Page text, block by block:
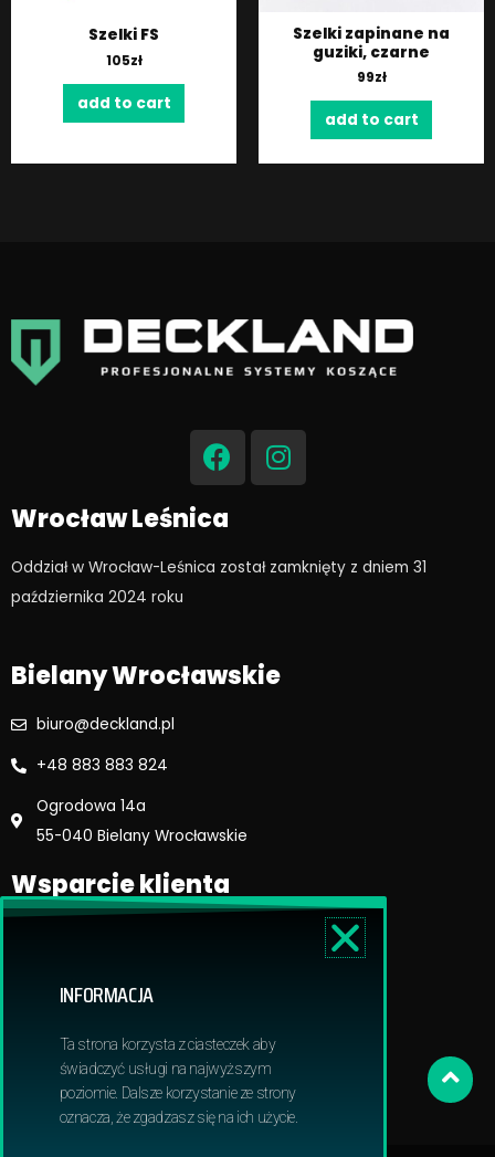
Szelki FS
105zł
add to cart
Szelki zapinane na
guziki, czarne
99zł
add to cart
F
a
c
e
b
o
o
I
n
s
g
r
Wrocław Leśnica
Oddział w Wrocław-Leśnica został zamknięty z dniem 31
października 2024 roku​
Bielany Wrocławskie
biuro@deckland.pl
+48 883 883 824
Ogrodowa 14a
55-040 Bielany Wrocławskie
Wsparcie klienta
Dostawa i płatność
Obowiązek informacyjny RODO
INFORMACJA
Ta strona korzysta z ciasteczek aby
świadczyć usługi na najwyższym
poziomie. Dalsze korzystanie ze strony
oznacza, że zgadzasz się na ich użycie.